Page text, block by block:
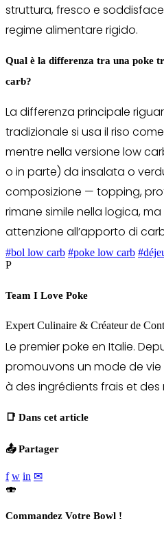
struttura, fresco e
regime alimentare rigido.
Qual è la differenza tra una poke
carb?
La differenza principale
tradizionale si usa il riso
mentre nella versione low
o in parte) da insalata o
composizione — topping,
rimane simile nella logica,
attenzione all’apporto di
#bol low carb #poke low carb
P
Team I Love Poke
Expert Culinaire & Créateur de
Le premier poke en Italie.
promouvons un mode de
à des ingrédients frais et
📑 Dans cet article
📤 Partager
f w in ✉
🍣
Commandez Votre Bowl !